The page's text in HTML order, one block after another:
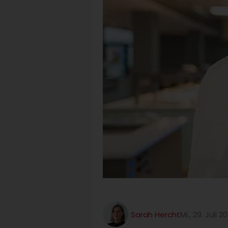
Sarah HerchtMi., 29. Juli